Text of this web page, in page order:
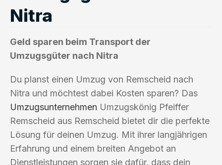
Nitra
Geld sparen beim Transport der
Umzugsgüter nach Nitra
Du planst einen Umzug von Remscheid nach
Nitra und möchtest dabei Kosten sparen? Das
Umzugsunternehmen Umzugskönig Pfeiffer
Remscheid aus Remscheid bietet dir die perfekte
Lösung für deinen Umzug. Mit ihrer langjährigen
Erfahrung und einem breiten Angebot an
Dienstleistungen sorgen sie dafür, dass dein